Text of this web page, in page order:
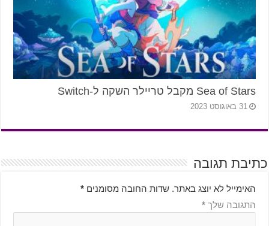
Sea of Stars מקבל טריילר השקה ל-Switch
31 באוגוסט 2023
כתיבת תגובה
האימייל לא יוצג באתר. שדות החובה מסומנים *
התגובה שלך *